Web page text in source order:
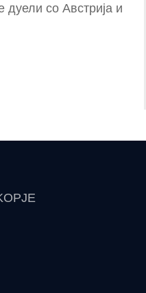
дуели со Австрија и